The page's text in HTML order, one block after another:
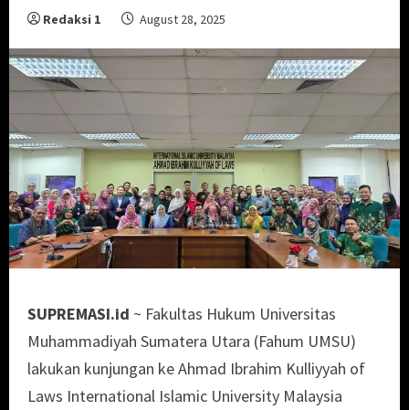
Redaksi 1 August 28, 2025
SUPREMASI.id ~ Fakultas Hukum Universitas
Muhammadiyah Sumatera Utara (Fahum UMSU)
lakukan kunjungan ke Ahmad Ibrahim Kulliyyah of
Laws International Islamic University Malaysia